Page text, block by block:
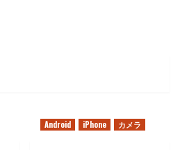
Android iPhone カメラ